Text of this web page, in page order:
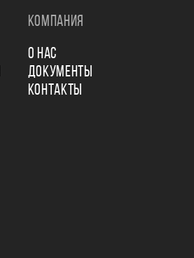
КОМПАНИЯ
О НАС
ДОКУМЕНТЫ
КОНТАКТЫ